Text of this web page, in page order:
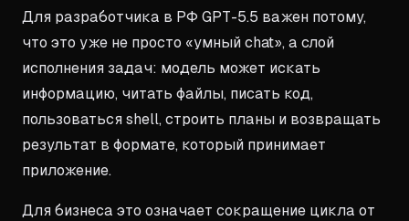
Для разработчика в РФ GPT-5.5 важен потому,
что это уже не просто «умный chat», а слой
исполнения задач: модель может искать
информацию, читать файлы, писать код,
пользоваться shell, строить планы и возвращать
результат в формате, который принимает
приложение.
Для бизнеса это означает сокращение цикла от